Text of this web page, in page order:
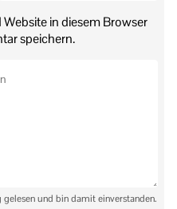
in diesem Browser
speichern.
und bin damit einverstanden.